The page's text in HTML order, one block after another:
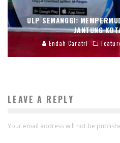
ULP SEMANGGI:
JANTUNG
Endah Caratri
LEAVE A REPLY
Your email address will not be